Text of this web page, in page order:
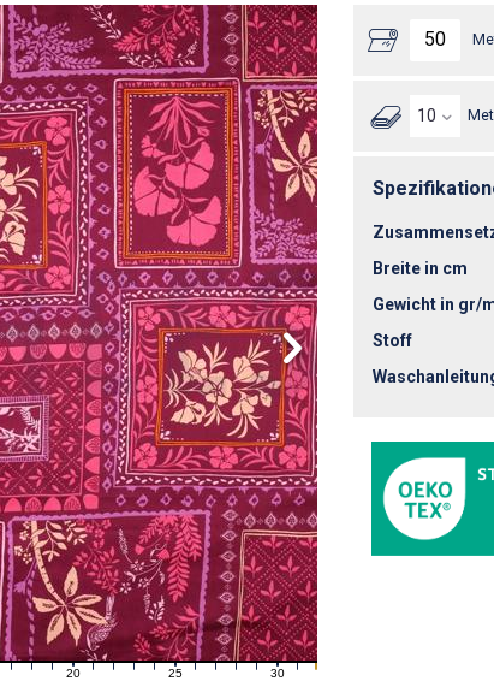
17 18 19 20 21 22 23 24 25 26 27 28 29 30 31
Breite in cm
Gewicht in gr/
Stoff